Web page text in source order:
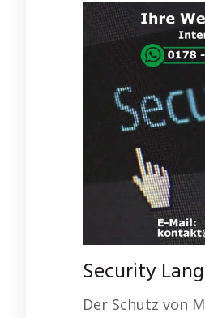
Security
Der Schutz von